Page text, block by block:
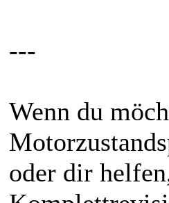
---
Wenn du
oder dir